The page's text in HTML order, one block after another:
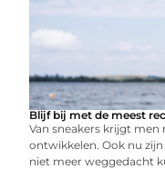
Blijf bij met de meest
Van sneakers krijgt
ontwikkelen. Ook nu
niet meer weggedacht